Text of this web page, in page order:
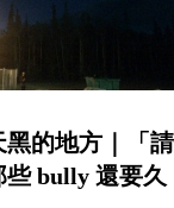
的地方｜「
bully 還要久